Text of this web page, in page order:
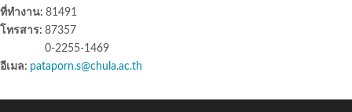
ที่ทำงาน: 81491
โทรสาร: 87357
0-2255-1469
อีเมล: pataporn.s@chula.ac.th